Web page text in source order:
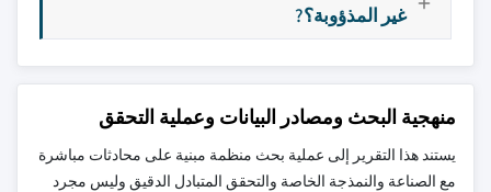
غير المذؤوبة؟?
منهجية البحث ومصادر البيانات وعملية التحقق
يستند هذا التقرير إلى عملية بحث منظمة مبنية على محادثات مباشرة
مع الصناعة والنمذجة الخاصة والتحقق المتبادل الدقيق وليس مجرد